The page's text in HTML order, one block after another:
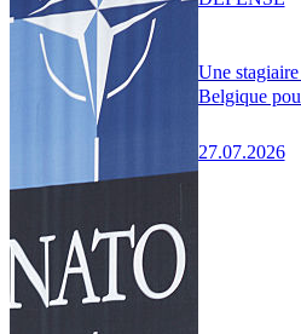
Une
Belgique
27.07.2026